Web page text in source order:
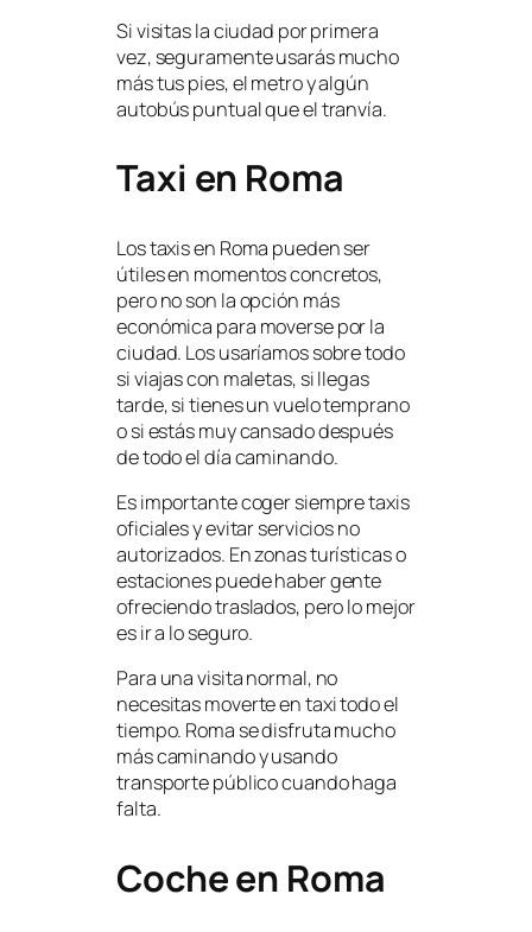
Si visitas la ciudad por primera
vez, seguramente usarás mucho
más tus pies, el metro y algún
autobús puntual que el tranvía.
Taxi en Roma
Los taxis en Roma pueden ser
útiles en momentos concretos,
pero no son la opción más
económica para moverse por la
ciudad. Los usaríamos sobre todo
si viajas con maletas, si llegas
tarde, si tienes un vuelo temprano
o si estás muy cansado después
de todo el día caminando.
Es importante coger siempre taxis
oficiales y evitar servicios no
autorizados. En zonas turísticas o
estaciones puede haber gente
ofreciendo traslados, pero lo mejor
es ir a lo seguro.
Para una visita normal, no
necesitas moverte en taxi todo el
tiempo. Roma se disfruta mucho
más caminando y usando
transporte público cuando haga
falta.
Coche en Roma